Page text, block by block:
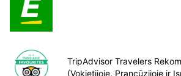
TripAdvisor Travelers
(Vokietijoje, Prancūzijoje ir